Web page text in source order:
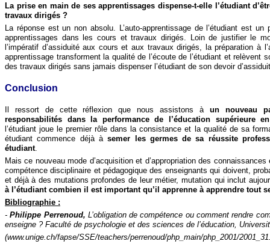
La prise en main de ses apprentissages dispense-t-elle l’étudiant
travaux dirigés ?
La réponse est un non absolu. L’auto-apprentissage de l’étudiant est
apprentissages dans les cours et travaux dirigés. Loin de justifier le
l’impératif d’assiduité aux cours et aux travaux dirigés, la préparation à
apprentissage transforment la qualité de l’écoute de l’étudiant et relèvent
des travaux dirigés sans jamais dispenser l’étudiant de son devoir
Conclusion
Il ressort de cette réflexion que nous assistons à un nouveau
responsabilités dans la performance de l’éducation supérieure
l’étudiant joue le premier rôle dans la consistance et la qualité de sa
étudiant commence déjà àsemer les germes de sa réussite
étudiant.
Mais ce nouveau mode d’acquisition et d’appropriation des
compétence disciplinaire et pédagogique des enseignants qui doivent,
et déjà à des mutations profondes de leur métier, mutation qui inclut
à l’étudiant combien il est important qu’il apprenne à apprendre tout
Bibliographie :
-Philippe Perrenoud, L’obligation de compétence ou comment rendre
enseigne ? Faculté de psychologie et des sciences de l’éducation,
(www.unige.ch/fapse/SSE/teachers/perrenoud/php_main/php_2001/